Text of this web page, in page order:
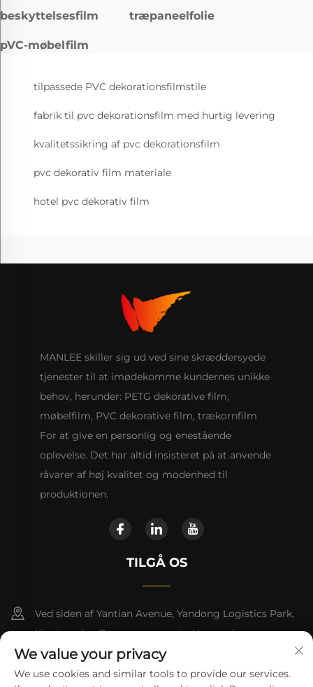
beskyttelsesfilm træpaneelfolie
pVC-møbelfilm
tilpassede PVC dekorationsfilmstile
fabrik til pvc dekorationsfilm med hurtig levering
kvalitetssikring af pvc dekorationsfilm
pvc dekorativ film materiale
hotel pvc dekorativ film
MANLEE skiller sig ud ved sine skræddersyede
tjenester til at imødekomme kundernes unikke
behov, herunder: PETG dekorative film,
møbelfilm, PVC dekorative film, trækornfilm
For at give en personlig og enestående
oplevelse. Det har altid insisteret på at anvende
råvarer af høj kvalitet og modenhed til
produktionen.
TILGÅ OS
Ved siden af Yantian Avenue, Yandong Logistics Park,
Xiantang by, Dongyuan county, Heyuan by
+86 13923680051
We value your privacy
We use cookies and similar tools to provide our services.